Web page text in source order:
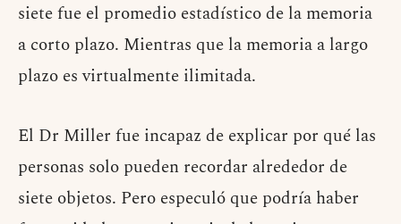
siete fue el promedio estadístico de la memoria
a corto plazo. Mientras que la memoria a largo
plazo es virtualmente ilimitada.
El Dr Miller fue incapaz de explicar por qué las
personas solo pueden recordar alrededor de
siete objetos. Pero especuló que podría haber